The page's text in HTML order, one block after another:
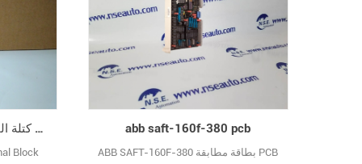
abb saft-174-tbc محطة كتلة المجلس abb saft 174 tbc stromberg saft174tbc 58101346
Block
abb saft-160f-380 pcb
ABB SAFT-160F-380 بطاقة مطابقة PCB